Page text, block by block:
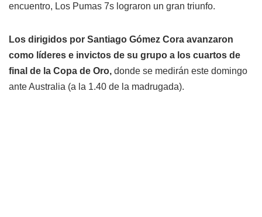
encuentro, Los Pumas 7s lograron un gran triunfo.
Los dirigidos por Santiago Gómez Cora avanzaron
como líderes e invictos de su grupo a los cuartos de
final de la Copa de Oro, donde se medirán este domingo
ante Australia (a la 1.40 de la madrugada).